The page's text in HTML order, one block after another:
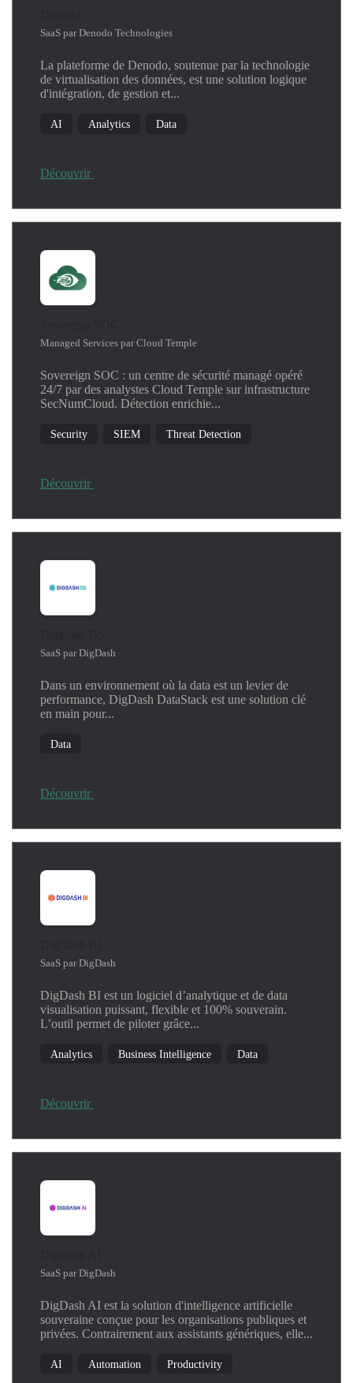
SaaS par Denodo Technologies
La plateforme de Denodo, soutenue par la technologie
de virtualisation des données, est une solution logique
d'intégration, de gestion et...
AI Analytics Data
Découvrir
Managed Services par Cloud Temple
Sovereign SOC : un centre de sécurité managé opéré
24/7 par des analystes Cloud Temple sur infrastructure
SecNumCloud. Détection enrichie...
Security SIEM Threat Detection
Découvrir
SaaS par DigDash
Dans un environnement où la data est un levier de
performance, DigDash DataStack est une solution clé
en main pour...
Data
Découvrir
SaaS par DigDash
DigDash BI est un logiciel d’analytique et de data
visualisation puissant, flexible et 100% souverain.
L’outil permet de piloter grâce...
Analytics Business Intelligence Data
Découvrir
SaaS par DigDash
DigDash AI est la solution d'intelligence artificielle
souveraine conçue pour les organisations publiques et
privées. Contrairement aux assistants génériques, elle...
AI Automation Productivity